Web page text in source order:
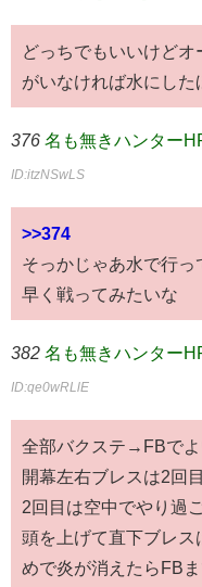
どっちでもいいけど
がいなければ水にした
376 名も無きハンター
ID:itzNSwLS
>>374
そっかじゃあ水で行っ
早く戦ってみたいな
382 名も無きハンター
ID:qe0wRLlE
全部バクステ→FBで
開幕左右ブレスは2回
2回目は空中でやり過
頭を上げて直下ブレス
めで炎が消えたらFB